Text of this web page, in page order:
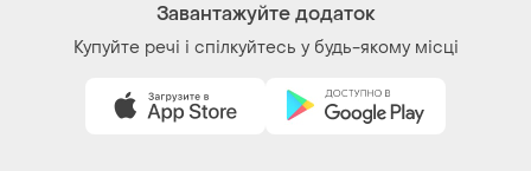
Завантажуйте додаток
Купуйте речі і спілкуйтесь у будь-якому місці